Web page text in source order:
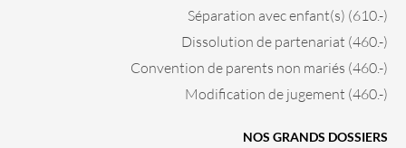
Séparation avec enfant(s) (610.-)
Dissolution de partenariat (460.-)
Convention de parents non mariés (460.-)
Modification de jugement (460.-)
NOS GRANDS DOSSIERS